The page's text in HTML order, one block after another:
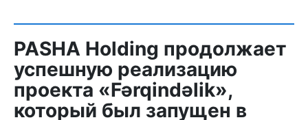
PASHA Holding продолжает
успешную реализацию
проекта «Fərqindəlik»,
который был запущен в